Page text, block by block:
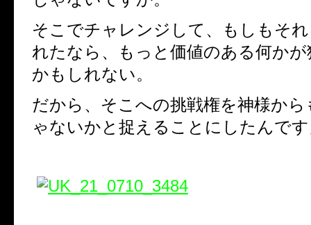
そこでチャレンジして、もしもそ
れたなら、もっと価値のある何か
かもしれない。
だから、そこへの挑戦権を神様か
ゃないかと捉えることにしたんで